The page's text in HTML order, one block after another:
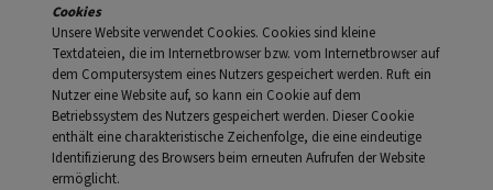
Cookies
Unsere Website verwendet Cookies. Cookies sind kleine
Textdateien, die im Internetbrowser bzw. vom Internetbrowser auf
dem Computersystem eines Nutzers gespeichert werden. Ruft ein
Nutzer eine Website auf, so kann ein Cookie auf dem
Betriebssystem des Nutzers gespeichert werden. Dieser Cookie
enthält eine charakteristische Zeichenfolge, die eine eindeutige
Identifizierung des Browsers beim erneuten Aufrufen der Website
ermöglicht.